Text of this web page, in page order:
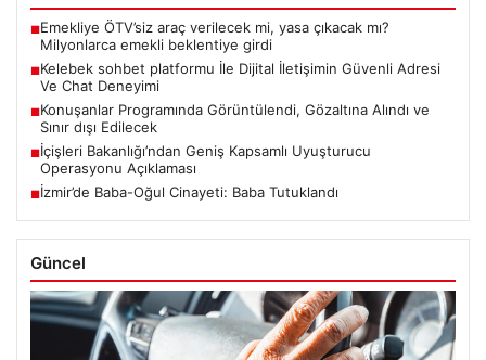
■Emekliye ÖTV’siz araç verilecek mi, yasa çıkacak mı?
Milyonlarca emekli beklentiye girdi
■Kelebek sohbet platformu İle Dijital İletişimin Güvenli Adresi
Ve Chat Deneyimi
■Konuşanlar Programında Görüntülendi, Gözaltına Alındı ve
Sınır dışı Edilecek
■İçişleri Bakanlığı’ndan Geniş Kapsamlı Uyuşturucu
Operasyonu Açıklaması
■İzmir’de Baba-Oğul Cinayeti: Baba Tutuklandı
Güncel